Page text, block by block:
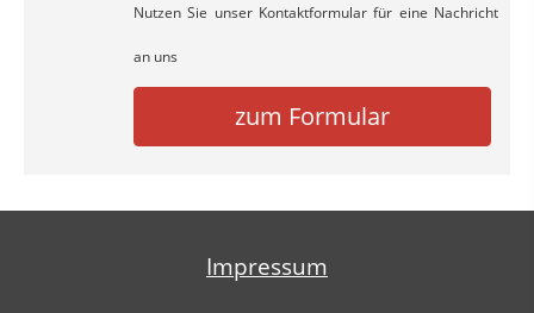
Nutzen Sie unser Kontaktformular für eine Nachricht
an uns
zum Formular
Impressum